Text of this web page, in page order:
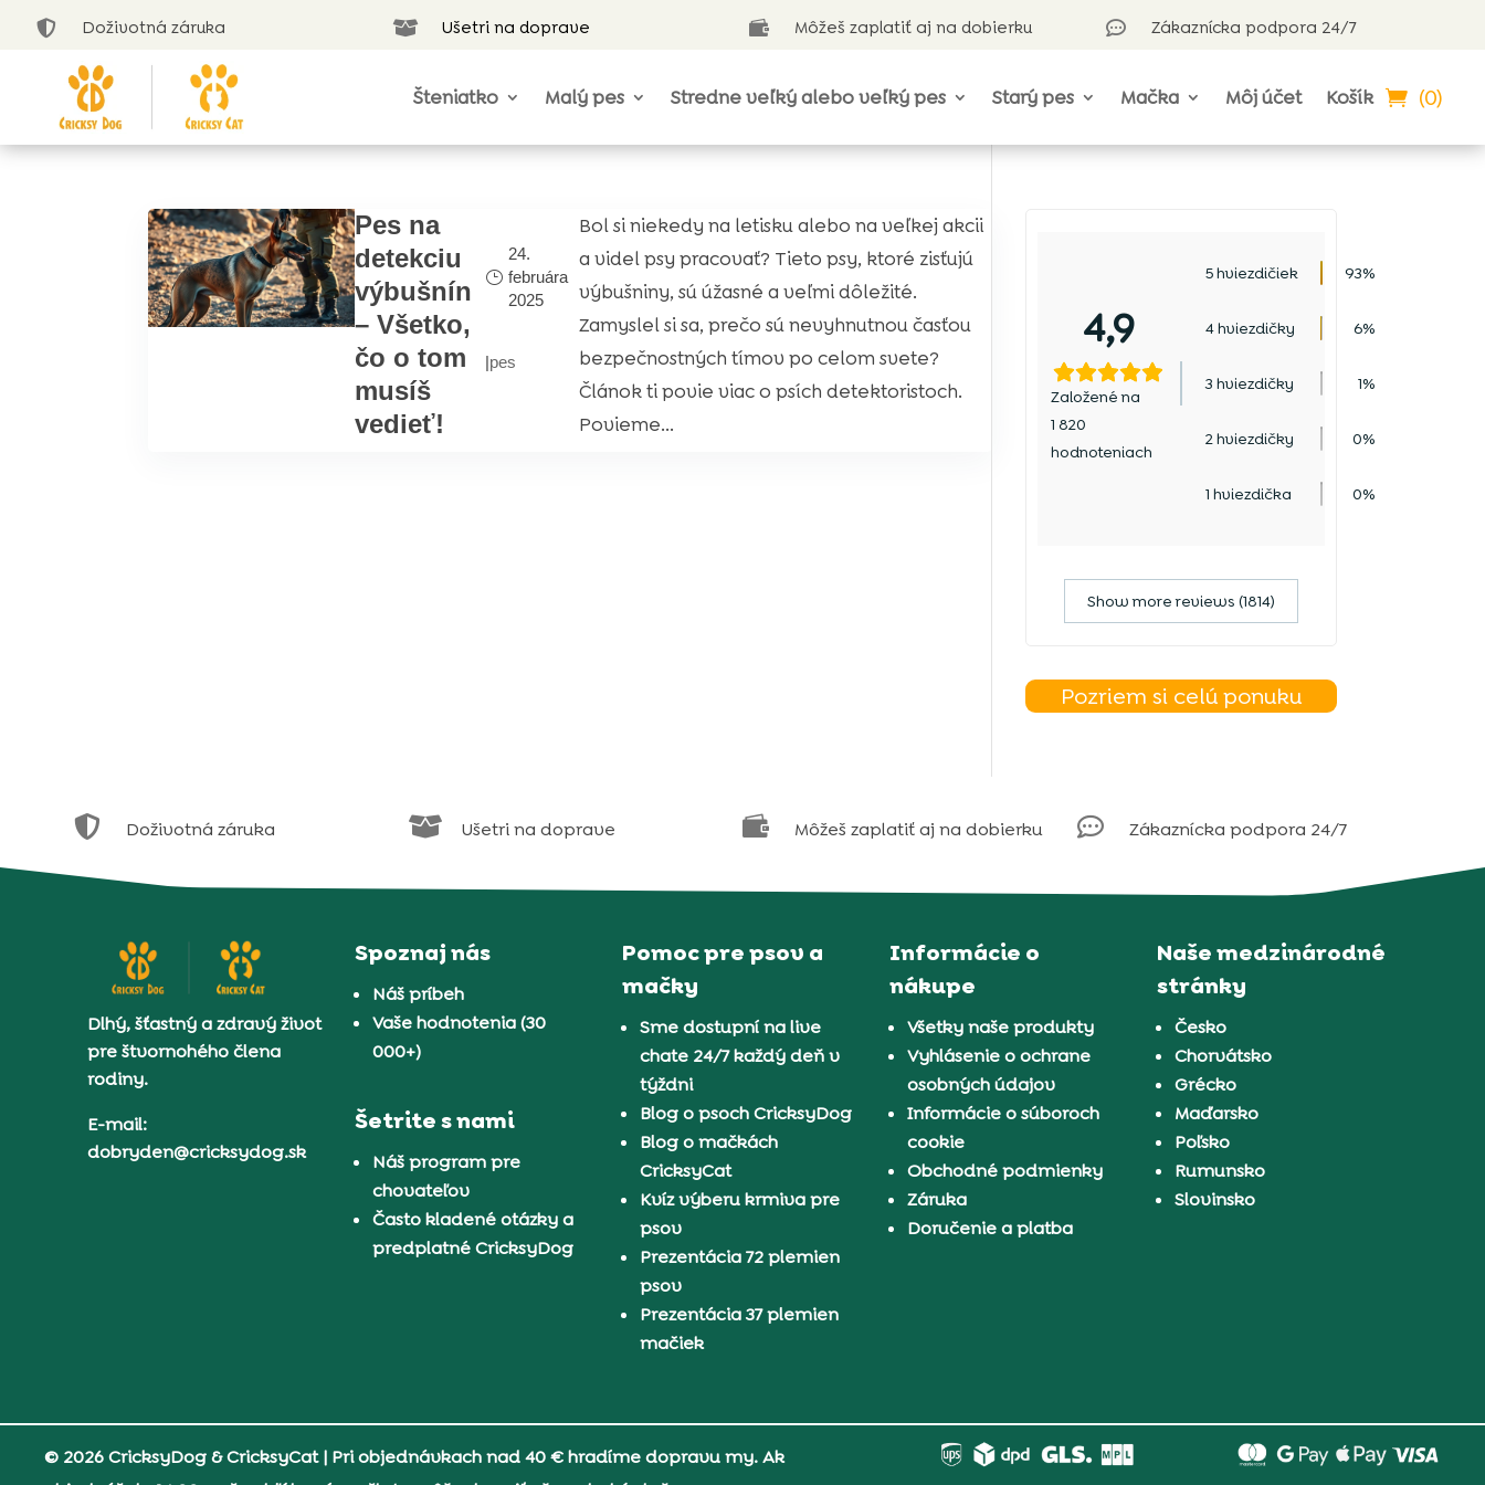
 Doživotná záruka  Ušetri na doprave  Môžeš zaplatiť aj na dobierku  Zákaznícka podpora 24/7
Šteniatko Malý pes Stredne veľký alebo veľký pes Starý pes Mačka Môj účet Košík (0)
Pes na
detekciu
výbušnín
– Všetko,
čo o tom
musíš
vedieť!
24.
februára
2025
|pes
Bol si niekedy na letisku alebo na veľkej akcii
a videl psy pracovať? Tieto psy, ktoré zisťujú
výbušniny, sú úžasné a veľmi dôležité.
Zamyslel si sa, prečo sú nevyhnutnou časťou
bezpečnostných tímov po celom svete?
Článok ti povie viac o psích detektoristoch.
Povieme...
4,9
Založené na
1 820
hodnoteniach
5 hviezdičiek 93%
4 hviezdičky 6%
3 hviezdičky 1%
2 hviezdičky 0%
1 hviezdička 0%
Show more reviews (1814)
Pozriem si celú ponuku
 Doživotná záruka  Ušetri na doprave  Môžeš zaplatiť aj na dobierku  Zákaznícka podpora 24/7
Dlhý, šťastný a zdravý život
pre štvornohého člena
rodiny.
E-mail:
dobryden@cricksydog.sk
Spoznaj nás
Náš príbeh
Vaše hodnotenia (30
000+)
Šetrite s nami
Náš program pre
chovateľov
Často kladené otázky a
predplatné CricksyDog
Pomoc pre psov a
mačky
Sme dostupní na live
chate 24/7 každý deň v
týždni
Blog o psoch CricksyDog
Blog o mačkách
CricksyCat
Kvíz výberu krmiva pre
psov
Prezentácia 72 plemien
psov
Prezentácia 37 plemien
mačiek
Informácie o
nákupe
Všetky naše produkty
Vyhlásenie o ochrane
osobných údajov
Informácie o súboroch
cookie
Obchodné podmienky
Záruka
Doručenie a platba
Naše medzinárodné
stránky
Česko
Chorvátsko
Grécko
Maďarsko
Poľsko
Rumunsko
Slovinsko
© 2026 CricksyDog & CricksyCat| Pri objednávkach nad 40 € hradíme dopravu my. Ak